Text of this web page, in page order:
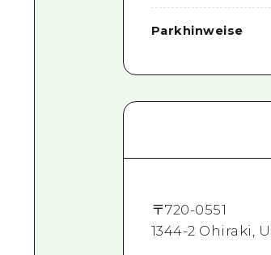
Parkhinweise
〒720-0551
1344-2 Ohiraki,